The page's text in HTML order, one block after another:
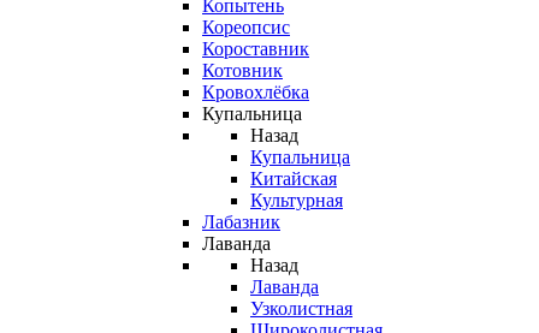
Копытень
Кореопсис
Короставник
Котовник
Кровохлёбка
Купальница
Назад
Купальница
Китайская
Культурная
Лабазник
Лаванда
Назад
Лаванда
Узколистная